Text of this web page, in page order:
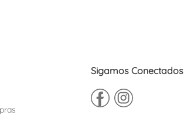
Sigamos Conectados